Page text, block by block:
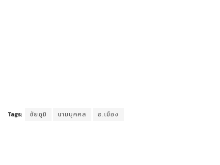
Tags: ชัยภูมิ นามบุคคล อ.เมือง